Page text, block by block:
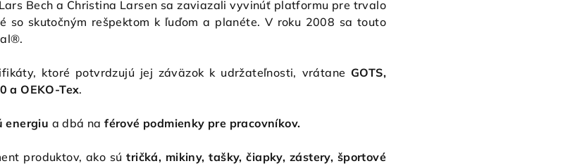
Bech a Christina Larsen sa zaviazali vyvinúť platformu pre trvalo
so skutočným rešpektom k ľuďom a planéte. V roku 2008 sa touto
ktoré potvrdzujú jej záväzok k udržateľnosti, vrátane GOTS,
a OEKO-Tex.
energiu a dbá naférové podmienky pre pracovníkov.
produktov, ako sútričká, mikiny, tašky, čiapky, zástery, športové